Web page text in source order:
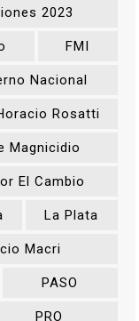
2023
FMI
Nacional
Rosatti
Magnicidio
El Cambio
La Plata
Macri
PASO
PRO